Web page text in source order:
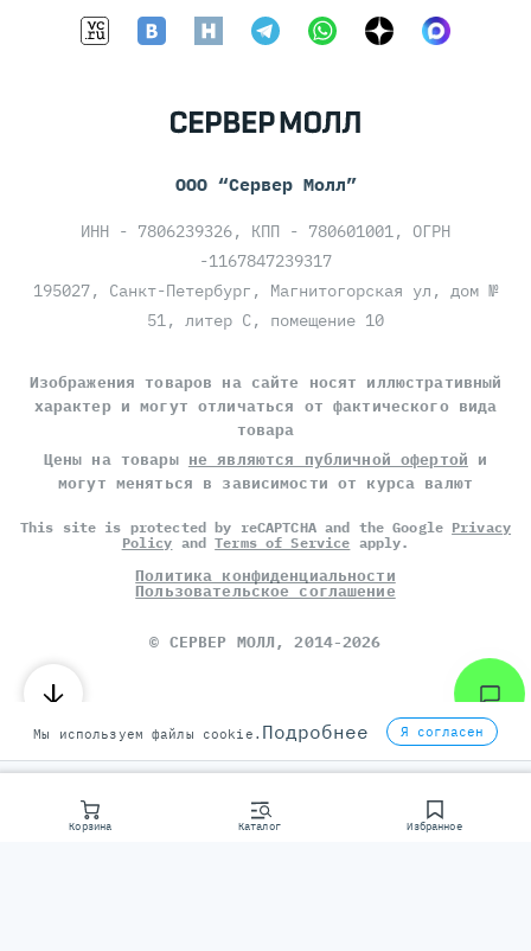
Корзина Каталог Избранное
ООО “Сервер Молл”
ИНН - 7806239326, КПП - 780601001, ОГРН
-1167847239317
195027, Санкт-Петербург, Магнитогорская ул, дом №
51, литер С, помещение 10
Изображения товаров на сайте носят иллюстративный
характер и могут отличаться от фактического вида
товара
Цены на товары не являются публичной офертой и
могут меняться в зависимости от курса валют
This site is protected by reCAPTCHA and the Google Privacy
Policy andTerms of Service apply.
Политика конфиденциальности
Пользовательское соглашение
© СЕРВЕР МОЛЛ, 2014-2026
Мы используем файлы cookie. Подробнее Я согласен